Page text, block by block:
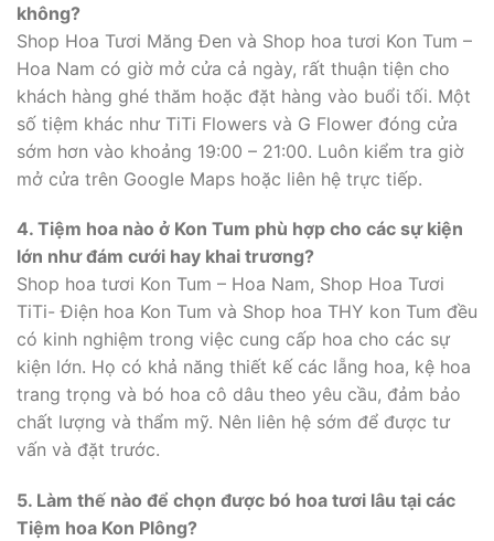
không?
Shop Hoa Tươi Măng Đen và Shop hoa tươi Kon Tum –
Hoa Nam có giờ mở cửa cả ngày, rất thuận tiện cho
khách hàng ghé thăm hoặc đặt hàng vào buổi tối. Một
số tiệm khác như TiTi Flowers và G Flower đóng cửa
sớm hơn vào khoảng 19:00 – 21:00. Luôn kiểm tra giờ
mở cửa trên Google Maps hoặc liên hệ trực tiếp.
4. Tiệm hoa nào ở Kon Tum phù hợp cho các sự kiện
lớn như đám cưới hay khai trương?
Shop hoa tươi Kon Tum – Hoa Nam, Shop Hoa Tươi
TiTi- Điện hoa Kon Tum và Shop hoa THY kon Tum đều
có kinh nghiệm trong việc cung cấp hoa cho các sự
kiện lớn. Họ có khả năng thiết kế các lẵng hoa, kệ hoa
trang trọng và bó hoa cô dâu theo yêu cầu, đảm bảo
chất lượng và thẩm mỹ. Nên liên hệ sớm để được tư
vấn và đặt trước.
5. Làm thế nào để chọn được bó hoa tươi lâu tại các
Tiệm hoa Kon Plông?